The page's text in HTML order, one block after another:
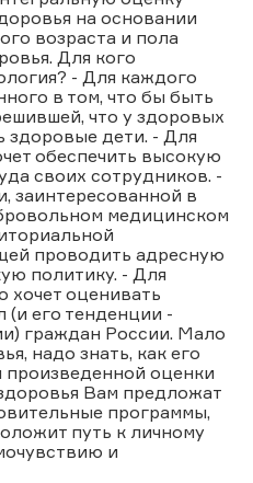
на основании
возраста и пола
Для кого
- Для каждого
в том, что бы быть
что у здоровых
дети. - Для
обеспечить высокую
своих сотрудников. -
заинтересованной в
медицинском
проводить адресную
политику. - Для
хочет оценивать
(и его тенденции -
граждан России. Мало
надо знать, как его
оценки
Вам предложат
программы,
путь к личному
и